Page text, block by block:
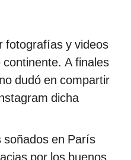
fotografías y videos
A finales
dudó en compartir
dicha
soñados en París